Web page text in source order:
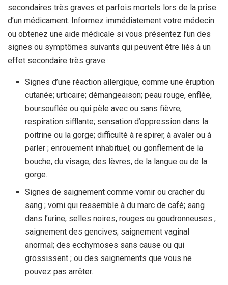
secondaires très graves et parfois mortels lors de la prise
d’un médicament. Informez immédiatement votre médecin
ou obtenez une aide médicale si vous présentez l’un des
signes ou symptômes suivants qui peuvent être liés à un
effet secondaire très grave :
Signes d’une réaction allergique, comme une éruption
cutanée; urticaire; démangeaison; peau rouge, enflée,
boursouflée ou qui pèle avec ou sans fièvre;
respiration sifflante; sensation d’oppression dans la
poitrine ou la gorge; difficulté à respirer, à avaler ou à
parler ; enrouement inhabituel; ou gonflement de la
bouche, du visage, des lèvres, de la langue ou de la
gorge.
Signes de saignement comme vomir ou cracher du
sang ; vomi qui ressemble à du marc de café; sang
dans l’urine; selles noires, rouges ou goudronneuses ;
saignement des gencives; saignement vaginal
anormal; des ecchymoses sans cause ou qui
grossissent ; ou des saignements que vous ne
pouvez pas arrêter.